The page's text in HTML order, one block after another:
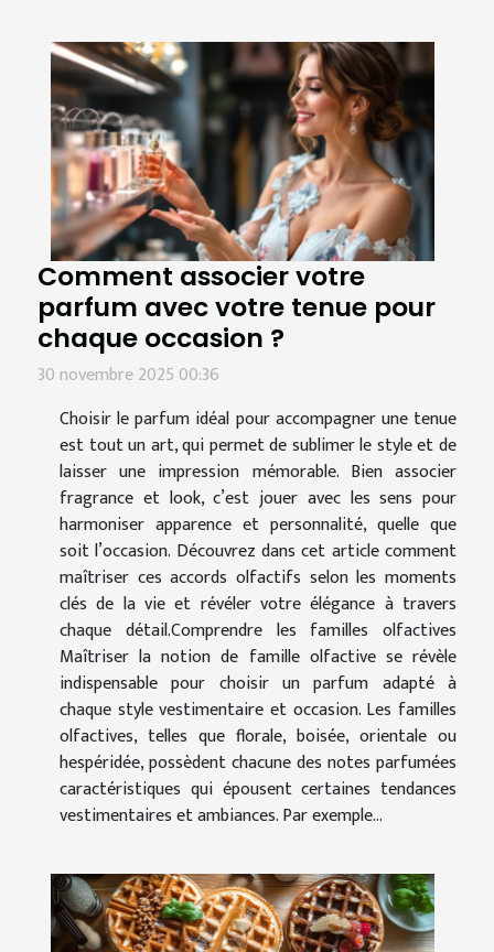
Comment associer votre
parfum avec votre tenue pour
chaque occasion ?
30 novembre 2025 00:36
Choisir le parfum idéal pour accompagner une tenue
est tout un art, qui permet de sublimer le style et de
laisser une impression mémorable. Bien associer
fragrance et look, c’est jouer avec les sens pour
harmoniser apparence et personnalité, quelle que
soit l’occasion. Découvrez dans cet article comment
maîtriser ces accords olfactifs selon les moments
clés de la vie et révéler votre élégance à travers
chaque détail.Comprendre les familles olfactives
Maîtriser la notion de famille olfactive se révèle
indispensable pour choisir un parfum adapté à
chaque style vestimentaire et occasion. Les familles
olfactives, telles que florale, boisée, orientale ou
hespéridée, possèdent chacune des notes parfumées
caractéristiques qui épousent certaines tendances
vestimentaires et ambiances. Par exemple...